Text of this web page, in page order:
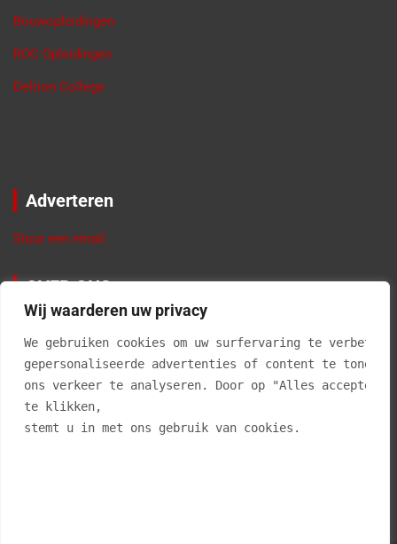
Wij waarderen uw privacy
We gebruiken cookies om uw surfervaring te
gepersonaliseerde advertenties of content te tonen
ons verkeer te analyseren. Door op "Alles
te klikken,
stemt u in met ons gebruik van cookies.
Bouwopleidingen
ROC Opleidingen
Deltion College
Adverteren
Stuur een email
OVER ONS
VierBalken.nl geeft informatie en tips over materialen,
producten, gereedschappen, doe-het-zelf klussen, interieur
advies en alles voor in en om de tuin. Klussen in je eigen huis
is niet alleen leuk, maar geeft ook erg veel voldoening als je
een klus zelf hebt geklaard. En… het kan je ook nog eens veel
geld uitsparen.